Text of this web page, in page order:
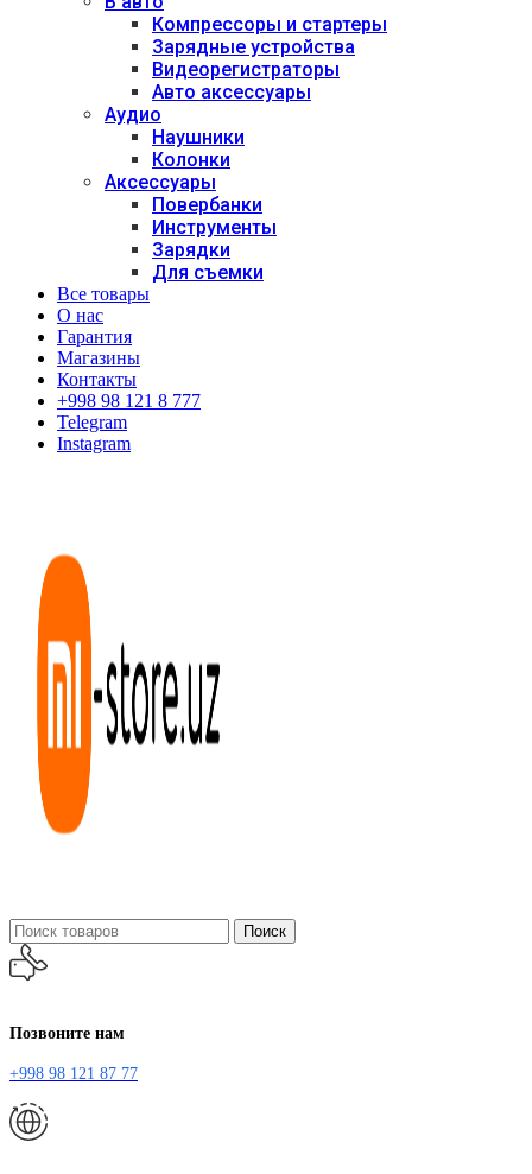
Компрессоры и стартеры
Зарядные устройства
Видеорегистраторы
Авто аксессуары
Аудио
Наушники
Колонки
Аксессуары
Повербанки
Инструменты
Зарядки
Для съемки
Все товары
О нас
Гарантия
Магазины
Контакты
+998 98 121 8 777
Telegram
Instagram
Поиск
Позвоните нам
+998 98 121 87 77